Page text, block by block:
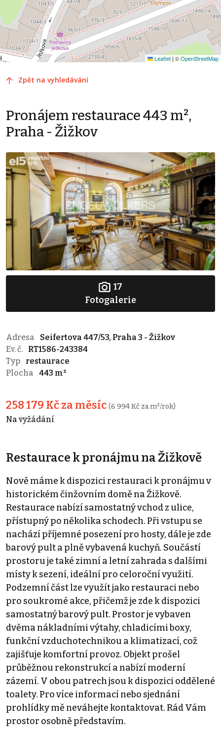
Leaflet | ©OpenStreetMap
Zpět na vyhledávání
Pronájem restaurace 443 m²,
Praha - Žižkov
17
Fotogalerie
Adresa
Seifertova 447/53, Praha 3 - Žižkov
Ev. č.
RT1586-243384
Typ
restaurace
Plocha
443 m²
258 179 Kč za měsíc (6 994 Kč za m²/rok)
Na vyžádání
Restaurace k pronájmu na Žižkově
Nově máme k dispozici restauraci k pronájmu v
historickém činžovním domě na Žižkově.
Restaurace nabízí samostatný vchod z ulice,
přístupný po několika schodech. Při vstupu se
nachází příjemné posezení pro hosty, dále je zde
barový pult a plně vybavená kuchyň. Součástí
prostoru je také zimní a letní zahrada s dalšími
místy k sezení, ideální pro celoroční využití.
Podzemní část lze využít jako restauraci nebo
pro soukromé akce, přičemž je zde k dispozici
samostatný barový pult. Prostor je vybaven
dvěma nákladními výtahy, chladicími boxy,
funkční vzduchotechnikou a klimatizací, což
zajišťuje komfortní provoz. Objekt prošel
průběžnou rekonstrukcí a nabízí moderní
zázemí. V obou patrech jsou k dispozici oddělené
toalety. Pro více informací nebo sjednání
prohlídky mě neváhejte kontaktovat. Rád Vám
prostor osobně představím.